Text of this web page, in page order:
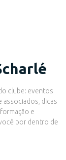
clube: eventos
associados, dicas
e
por dentro de